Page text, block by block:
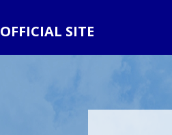
OFFICIAL SITE